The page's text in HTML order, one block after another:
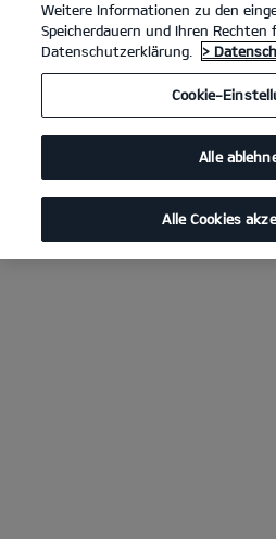
Weitere Informationen zu den
Speicherdauern und Ihren Rechten
Datenschutzerklärung.
>
Cookie-
Alle
Alle Cookies